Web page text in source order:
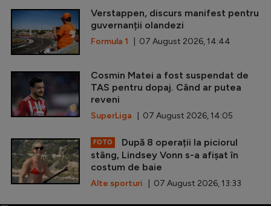
Verstappen, discurs manifest pentru
guvernanții olandezi
Formula 1 | 07 August 2026, 14:44
Cosmin Matei a fost suspendat de
TAS pentru dopaj. Când ar putea
reveni
SuperLiga | 07 August 2026, 14:05
FOTO
După 8 operații la piciorul
stâng, Lindsey Vonn s-a afișat în
costum de baie
Alte sporturi | 07 August 2026, 13:33